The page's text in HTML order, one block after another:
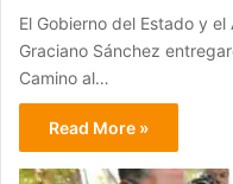
El Gobierno del Estado y
Graciano Sánchez
Camino al…
Read More »